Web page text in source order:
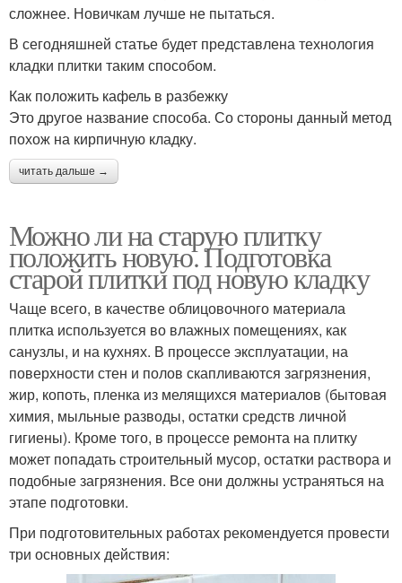
сложнее. Новичкам лучше не пытаться.
В сегодняшней статье будет представлена технология
кладки плитки таким способом.
Как положить кафель в разбежку
Это другое название способа. Со стороны данный метод
похож на кирпичную кладку.
читать дальше →
Можно ли на старую плитку
положить новую. Подготовка
старой плитки под новую кладку
Чаще всего, в качестве облицовочного материала
плитка используется во влажных помещениях, как
санузлы, и на кухнях. В процессе эксплуатации, на
поверхности стен и полов скапливаются загрязнения,
жир, копоть, пленка из мелящихся материалов (бытовая
химия, мыльные разводы, остатки средств личной
гигиены). Кроме того, в процессе ремонта на плитку
может попадать строительный мусор, остатки раствора и
подобные загрязнения. Все они должны устраняться на
этапе подготовки.
При подготовительных работах рекомендуется провести
три основных действия: